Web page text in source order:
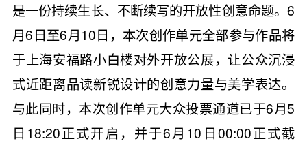
是一份持续生长、不断续写的开放性创意命题。6
月6日至6月10日，本次创作单元全部参与作品将
于上海安福路小白楼对外开放公展，让公众沉浸
式近距离品读新锐设计的创意力量与美学表达。
与此同时，本次创作单元大众投票通道已于6月5
日18:20正式开启，并于6月10日00:00正式截